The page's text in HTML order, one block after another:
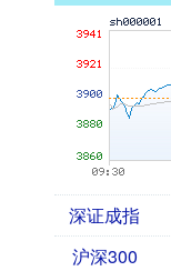
深证成指
沪深300